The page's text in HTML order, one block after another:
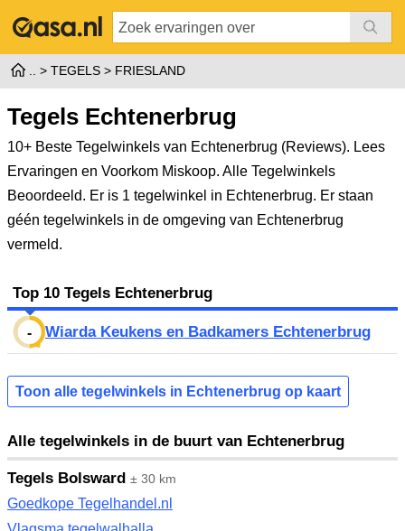
TEGELS FRIESLAND
Tegels Echtenerbrug
10+ Beste Tegelwinkels van Echtenerbrug (Reviews). Lees
Ervaringen en Voorkom Miskoop. Alle Tegelwinkels
Beoordeeld. Er is 1 tegelwinkel in Echtenerbrug. Er staan
géén tegelwinkels in de omgeving van Echtenerbrug
vermeld.
Top 10 Tegels Echtenerbrug
- Wiarda Keukens en Badkamers Echtenerbrug
Toon alle tegelwinkels in Echtenerbrug op kaart
Alle tegelwinkels in de buurt van Echtenerbrug
Tegels Bolsward ± 30 km
Goedkope Tegelhandel.nl